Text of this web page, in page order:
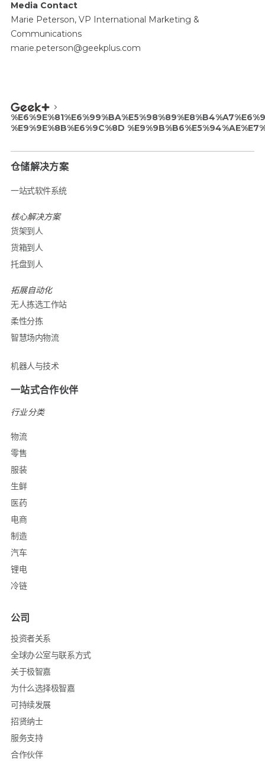
Media Contact
Marie Peterson, VP International Marketing &
Communications
marie.peterson@geekplus.com
%E9%9E%8B%E6%9C%8D
仓储解决方案
一站式软件系统
核心解决方案
货架到人
货箱到人
托盘到人
拓展自动化
无人拣选工作站
柔性分拣
智慧场内物流
机器人与技术
一站式合作伙伴
行业分类
物流
零售
服装
生鲜
医药
电商
制造
汽车
锂电
冷链
公司
投资者关系
全球办公室与联系方式
关于极智嘉
为什么选择极智嘉
可持续发展
招贤纳士
服务支持
合作伙伴